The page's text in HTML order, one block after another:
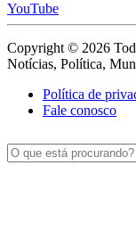
YouTube
Copyright © 2026
Notícias, Política,
Política de
Fale conosco